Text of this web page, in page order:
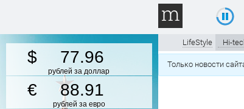
77.96
рублей за доллар
88.91
рублей за евро
LifeStyle Hi-
Только новости